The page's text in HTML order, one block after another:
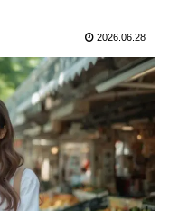
2026.06.28